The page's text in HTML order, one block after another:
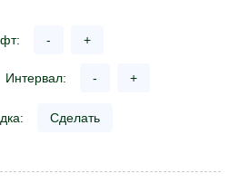
- +
Интервал: - +
Сделать